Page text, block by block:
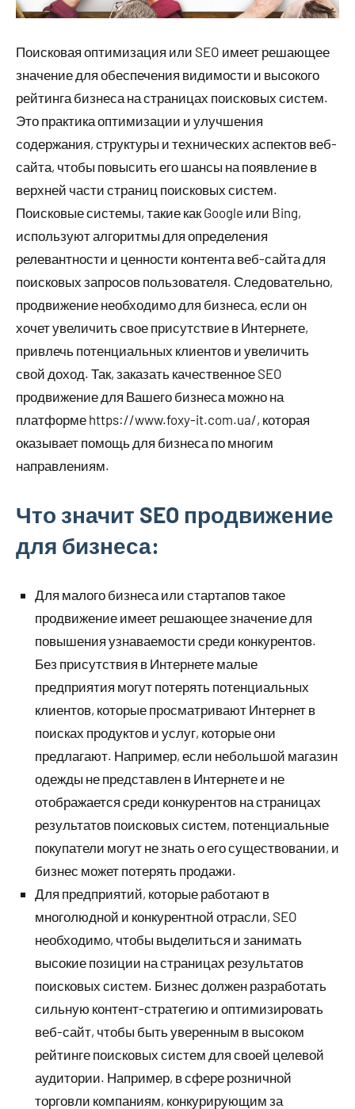
Поисковая оптимизация или SEO имеет решающее
значение для обеспечения видимости и высокого
рейтинга бизнеса на страницах поисковых систем.
Это практика оптимизации и улучшения
содержания, структуры и технических аспектов веб-
сайта, чтобы повысить его шансы на появление в
верхней части страниц поисковых систем.
Поисковые системы, такие как Google или Bing,
используют алгоритмы для определения
релевантности и ценности контента веб-сайта для
поисковых запросов пользователя. Следовательно,
продвижение необходимо для бизнеса, если он
хочет увеличить свое присутствие в Интернете,
привлечь потенциальных клиентов и увеличить
свой доход. Так, заказать качественное SEO
продвижение для Вашего бизнеса можно на
платформе https://www.foxy-it.com.ua/, которая
оказывает помощь для бизнеса по многим
направлениям.
Что значит SEO продвижение
для бизнеса:
Для малого бизнеса или стартапов такое
продвижение имеет решающее значение для
повышения узнаваемости среди конкурентов.
Без присутствия в Интернете малые
предприятия могут потерять потенциальных
клиентов, которые просматривают Интернет в
поисках продуктов и услуг, которые они
предлагают. Например, если небольшой магазин
одежды не представлен в Интернете и не
отображается среди конкурентов на страницах
результатов поисковых систем, потенциальные
покупатели могут не знать о его существовании, и
бизнес может потерять продажи.
Для предприятий, которые работают в
многолюдной и конкурентной отрасли, SEO
необходимо, чтобы выделиться и занимать
высокие позиции на страницах результатов
поисковых систем. Бизнес должен разработать
сильную контент-стратегию и оптимизировать
веб-сайт, чтобы быть уверенным в высоком
рейтинге поисковых систем для своей целевой
аудитории. Например, в сфере розничной
торговли компаниям, конкурирующим за